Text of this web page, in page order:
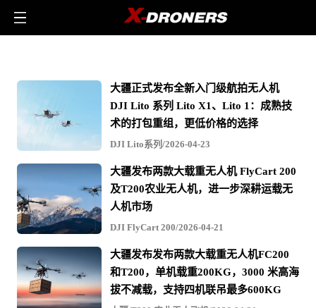
电
舱
相
关
无
人
机
文
章
大疆正式发布全新入门级航拍无人机
DJI Lito 系列 Lito X1、Lito 1：成熟技
术的打包重组，更低价格的选择
DJI Lito系列/2026-04-23
大疆发布两款大载重无人机 FlyCart 200
及T200农业无人机，进一步深耕运载无
人机市场
DJI FlyCart 200/2026-04-21
大疆发布发布两款大载重无人机FC200
和T200，单机载重200KG，3000 米高海
拔不减载，支持四机联吊最多600KG